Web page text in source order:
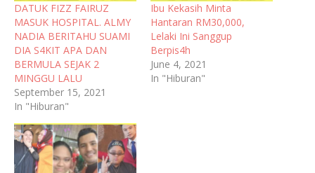
DATUK FIZZ FAIRUZ
MASUK HOSPITAL. ALMY
NADIA BERITAHU SUAMI
DIA S4KIT APA DAN
BERMULA SEJAK 2
MINGGU LALU
September 15, 2021
In "Hiburan"
Ibu Kekasih Minta
Hantaran RM30,000,
Lelaki Ini Sanggup
Berpis4h
June 4, 2021
In "Hiburan"